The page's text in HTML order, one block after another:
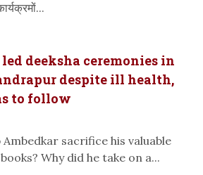
deeksha ceremonies in
despite ill health,
to follow
Ambedkar sacrifice his valuable
Why did he take on a...